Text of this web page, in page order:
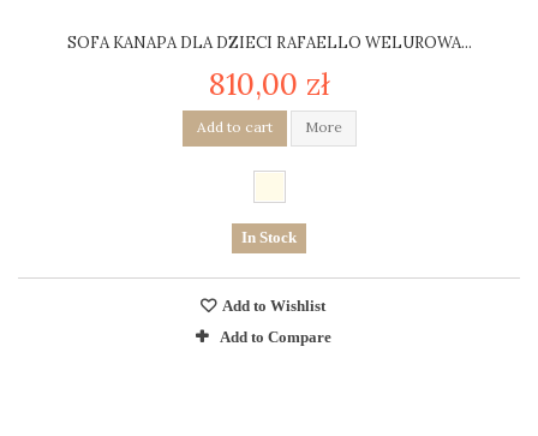
SOFA KANAPA DLA DZIECI RAFAELLO WELUROWA...
810,00 zł
Add to cart More
In Stock
Add to Wishlist
Add to Compare